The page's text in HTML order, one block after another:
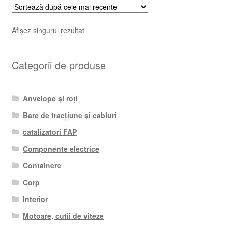
Afișez singurul rezultat
Categorii de produse
Anvelope și roți
Bare de tracțiune și cabluri
catalizatori FAP
Componente electrice
Containere
Corp
Interior
Motoare, cutii de viteze